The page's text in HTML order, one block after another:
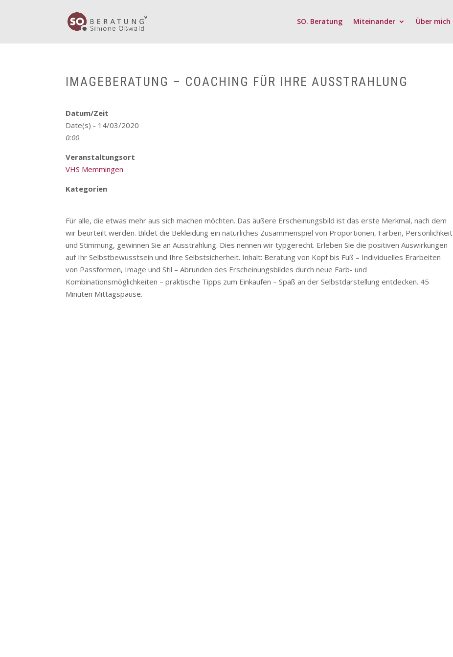
SO. Beratung Miteinander Über mich
IMAGEBERATUNG – COACHING FÜR IHRE AUSSTRAHLUNG
Datum/Zeit
Date(s) - 14/03/2020
0:00
Veranstaltungsort
VHS Memmingen
Kategorien
Für alle, die etwas mehr aus sich machen möchten. Das äußere Erscheinungsbild ist das erste Merkmal, nach dem
wir beurteilt werden. Bildet die Bekleidung ein natürliches Zusammenspiel von Proportionen, Farben, Persönlichkeit
und Stimmung, gewinnen Sie an Ausstrahlung. Dies nennen wir typgerecht. Erleben Sie die positiven Auswirkungen
auf Ihr Selbstbewusstsein und Ihre Selbstsicherheit. Inhalt: Beratung von Kopf bis Fuß – Individuelles Erarbeiten
von Passformen, Image und Stil – Abrunden des Erscheinungsbildes durch neue Farb- und
Kombinationsmöglichkeiten – praktische Tipps zum Einkaufen – Spaß an der Selbstdarstellung entdecken. 45
Minuten Mittagspause.